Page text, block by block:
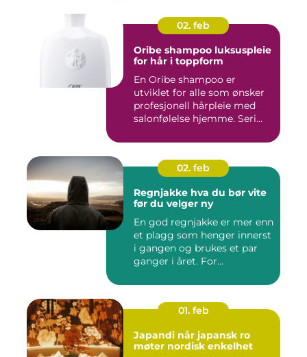
02. feb
Oribe shampoo luksuspleie
for hår i toppform
En Oribe shampoo er
utviklet for alle som ønsker
profesjonell hårpleie med
salonfølelse hjemme. Seri...
02. feb
Regnjakke hva du bør vite
før du velger ny
En god regnjakke er mer enn
et plagg som henger innerst
i gangen og brukes et par
ganger i året. For...
01. feb
Japandi når japansk ro
møter nordisk enkelhet